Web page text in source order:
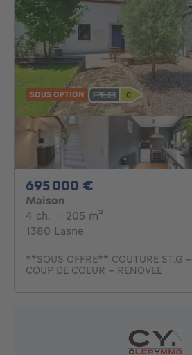
SOUS OPTION
695 000 €
Maison
4 ch. 4 chambres
· 205 m²
1380 Lasne
**SOUS OFFRE** COUTURE ST.G -
COUP DE COEUR - RENOVEE